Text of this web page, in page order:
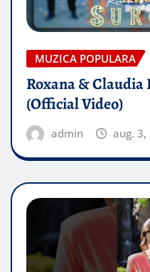
MUZICA POPULARA
Roxana &
(Official Video)
admin aug. 3,